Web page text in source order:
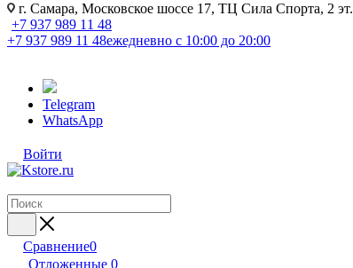
г. Самара, Московское шоссе 17, ТЦ Сила Спорта, 2 эт.
+7 937 989 11 48
+7 937 989 11 48ежедневно с 10:00 до 20:00
Telegram
WhatsApp
Войти
Сравнение0
Отложенные 0